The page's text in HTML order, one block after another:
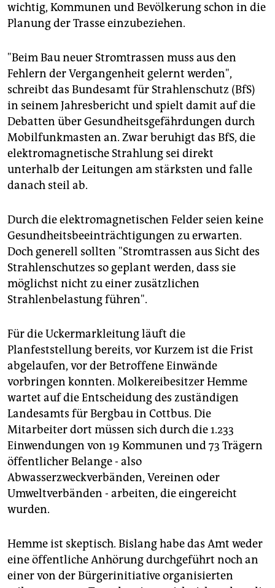
wichtig, Kommunen und Bevölkerung schon in die
Planung der Trasse einzubeziehen.
"Beim Bau neuer Stromtrassen muss aus den
Fehlern der Vergangenheit gelernt werden",
schreibt das Bundesamt für Strahlenschutz (BfS)
in seinem Jahresbericht und spielt damit auf die
Debatten über Gesundheitsgefährdungen durch
Mobilfunkmasten an. Zwar beruhigt das BfS, die
elektromagnetische Strahlung sei direkt
unterhalb der Leitungen am stärksten und falle
danach steil ab.
Durch die elektromagnetischen Felder seien keine
Gesundheitsbeeinträchtigungen zu erwarten.
Doch generell sollten "Stromtrassen aus Sicht des
Strahlenschutzes so geplant werden, dass sie
möglichst nicht zu einer zusätzlichen
Strahlenbelastung führen".
Für die Uckermarkleitung läuft die
Planfeststellung bereits, vor Kurzem ist die Frist
abgelaufen, vor der Betroffene Einwände
vorbringen konnten. Molkereibesitzer Hemme
wartet auf die Entscheidung des zuständigen
Landesamts für Bergbau in Cottbus. Die
Mitarbeiter dort müssen sich durch die 1.233
Einwendungen von 19 Kommunen und 73 Trägern
öffentlicher Belange - also
Abwasserzweckverbänden, Vereinen oder
Umweltverbänden - arbeiten, die eingereicht
wurden.
Hemme ist skeptisch. Bislang habe das Amt weder
eine öffentliche Anhörung durchgeführt noch an
einer von der Bürgerinitiative organisierten